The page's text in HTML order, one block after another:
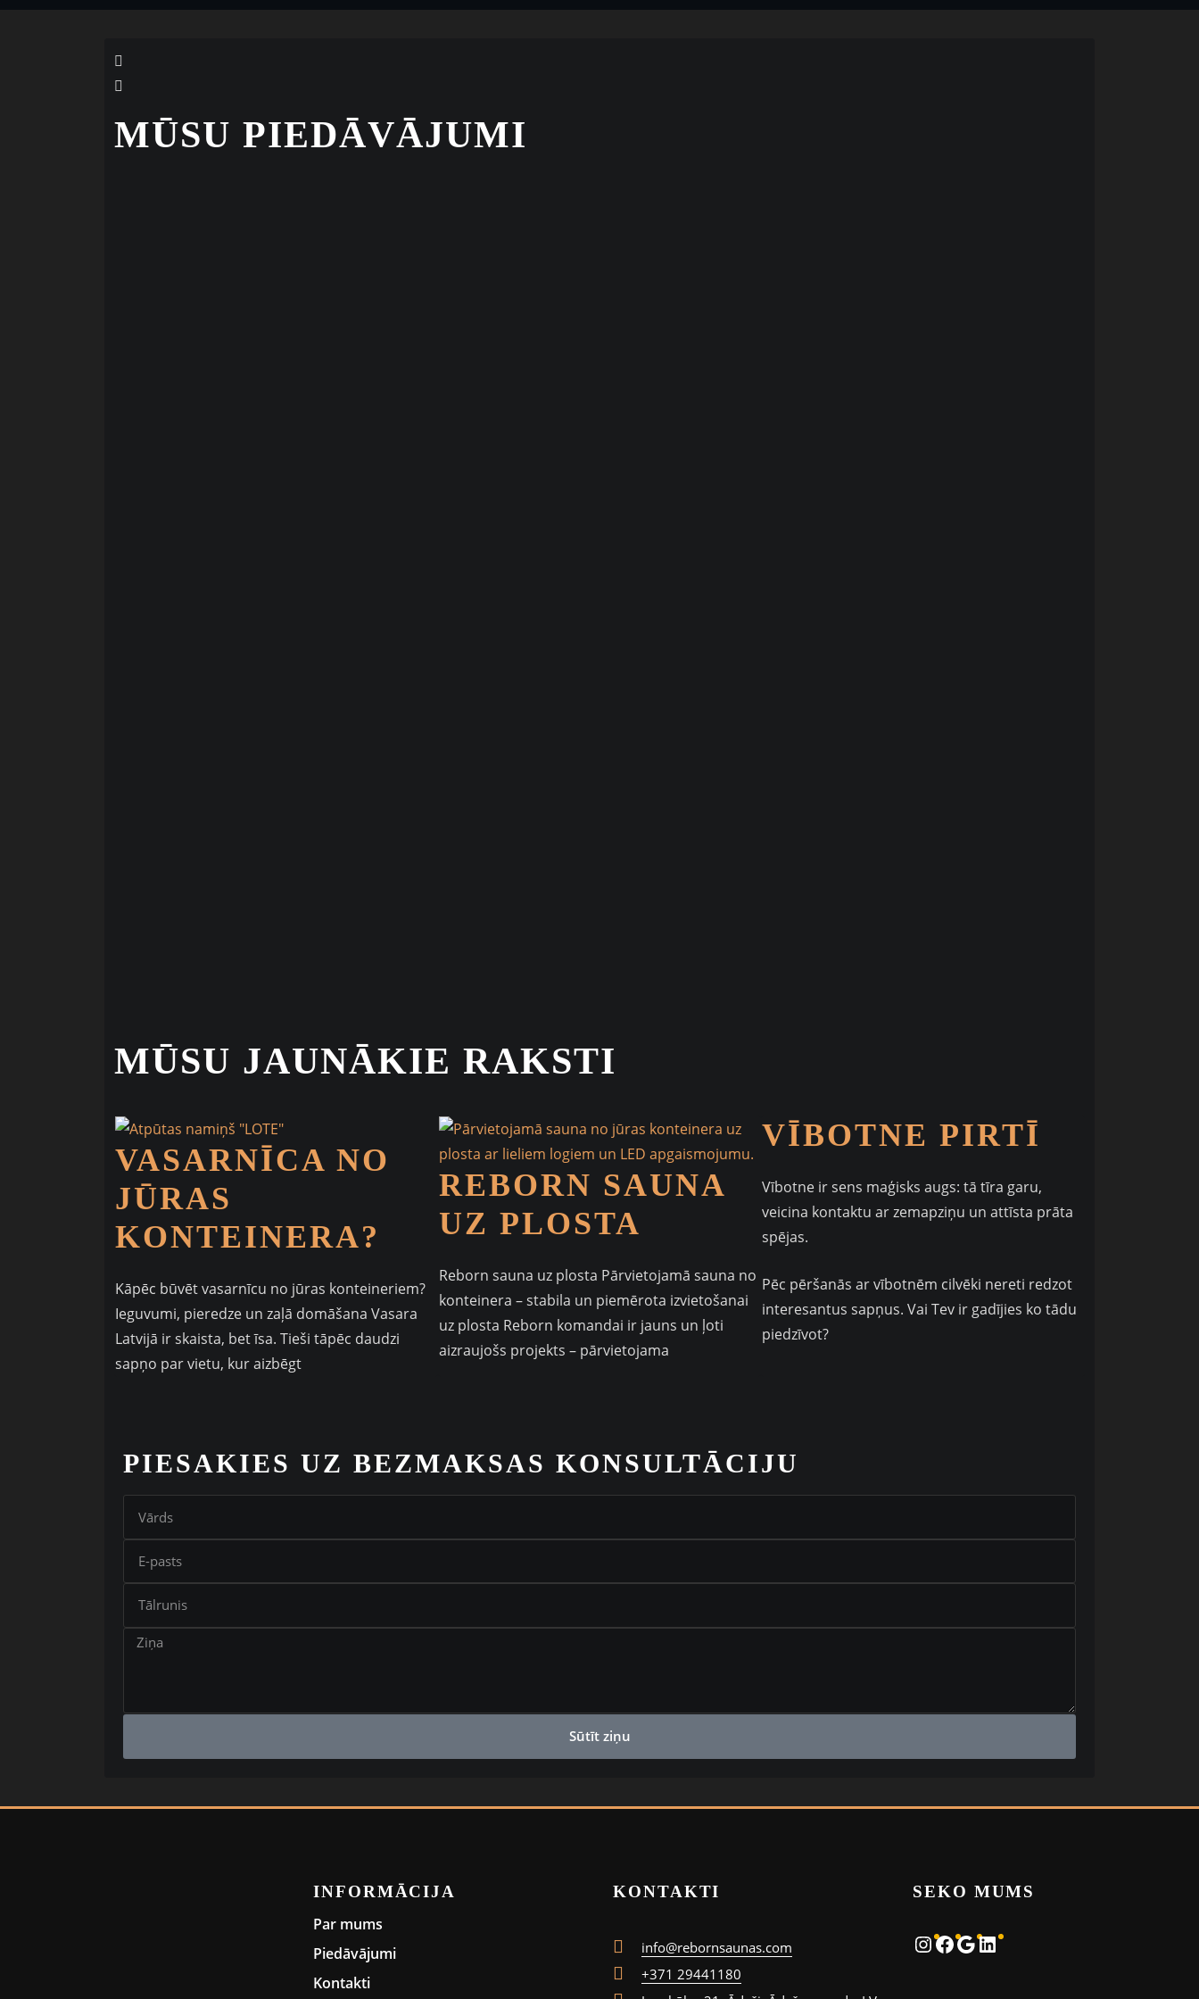
MŪSU PIEDĀVĀJUMI
MŪSU JAUNĀKIE RAKSTI
VASARNĪCA NO
JŪRAS
KONTEINERA?
Kāpēc būvēt vasarnīcu no jūras konteineriem?
Ieguvumi, pieredze un zaļā domāšana Vasara
Latvijā ir skaista, bet īsa. Tieši tāpēc daudzi
sapņo par vietu, kur aizbēgt
REBORN SAUNA
UZ PLOSTA
Reborn sauna uz plosta Pārvietojamā sauna no
konteinera – stabila un piemērota izvietošanai
uz plosta Reborn komandai ir jauns un ļoti
aizraujošs projekts – pārvietojama
VĪBOTNE PIRTĪ
Vībotne ir sens maģisks augs: tā tīra garu,
veicina kontaktu ar zemapziņu un attīsta prāta
spējas.
Pēc pēršanās ar vībotnēm cilvēki nereti redzot
interesantus sapņus. Vai Tev ir gadījies ko tādu
piedzīvot?
PIESAKIES UZ BEZMAKSAS KONSULTĀCIJU
Sūtīt ziņu
INFORMĀCIJA
Par mums
Piedāvājumi
Kontakti
KONTAKTI
info@rebornsaunas.com
+371 29441180
SEKO MUMS